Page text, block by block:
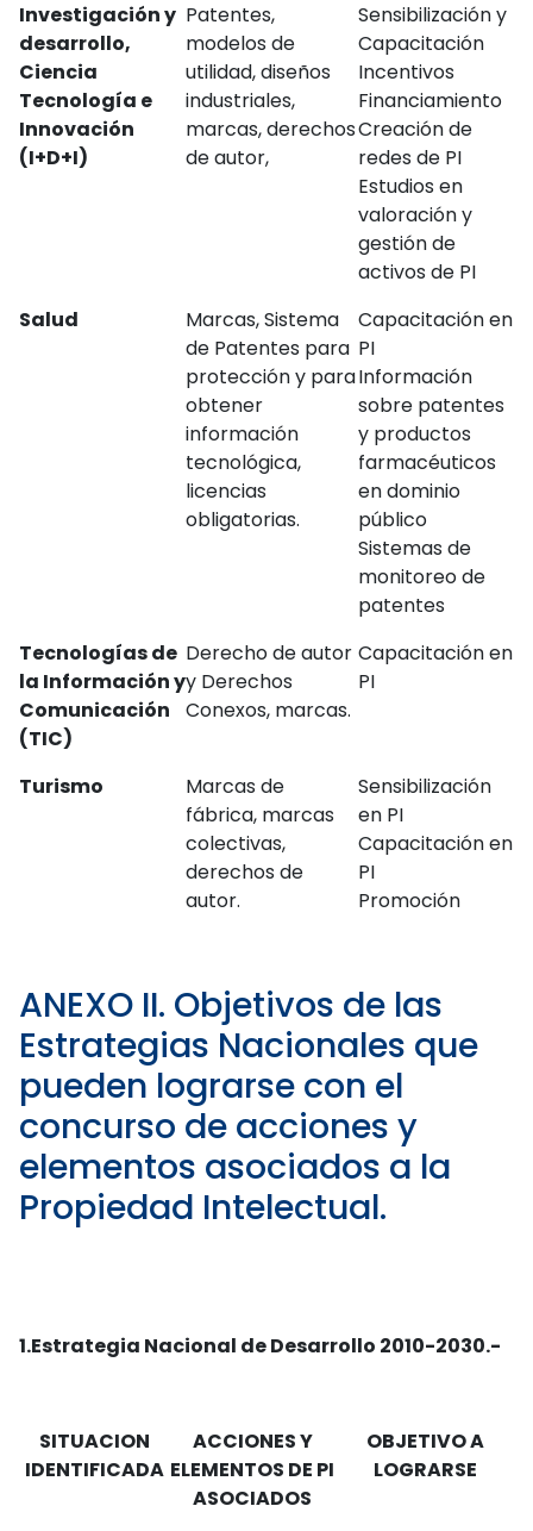
Investigación y
desarrollo,
Ciencia
Tecnología e
Innovación
(I+D+I)
Patentes,
modelos de
utilidad, diseños
industriales,
marcas, derechos
de autor,
Sensibilización y
Capacitación
Incentivos
Financiamiento
Creación de
redes de PI
Estudios en
valoración y
gestión de
activos de PI
Salud
Marcas, Sistema
de Patentes para
protección y para
obtener
información
tecnológica,
licencias
obligatorias.
Capacitación en
PI
Información
sobre patentes
y productos
farmacéuticos
en dominio
público
Sistemas de
monitoreo de
patentes
Tecnologías de
la Información y
Comunicación
(TIC)
Derecho de autor
y Derechos
Conexos, marcas.
Capacitación en
PI
Turismo
Marcas de
fábrica, marcas
colectivas,
derechos de
autor.
Sensibilización
en PI
Capacitación en
PI
Promoción
ANEXO II. Objetivos de las
Estrategias Nacionales que
pueden lograrse con el
concurso de acciones y
elementos asociados a la
Propiedad Intelectual.
1.Estrategia Nacional de Desarrollo 2010-2030.-
SITUACION
IDENTIFICADA
ACCIONES Y
ELEMENTOS DE PI
ASOCIADOS
OBJETIVO A
LOGRARSE